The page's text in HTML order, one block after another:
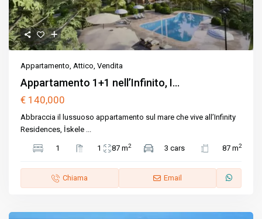
Appartamento,Attico,Vendita
Appartamento 1+1 nell’Infinito, I...
€ 140,000
Abbraccia il lussuoso appartamento sul mare che vive all’Infinity
Residences, İskele ...
1 1 87 m2 3 cars 87 m2
Chiama Email